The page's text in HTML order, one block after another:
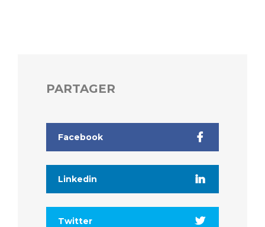
PARTAGER
Facebook
Linkedin
Twitter